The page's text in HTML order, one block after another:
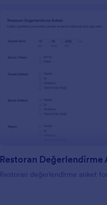
Restoran Değerlendirme
Restoran değerlendirme anket